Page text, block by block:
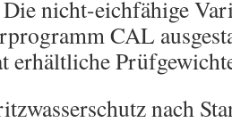
nicht-eichfähige
CAL
erhältliche
nach